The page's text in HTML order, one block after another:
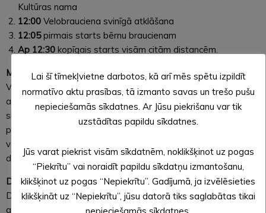
Kultūras nama
12:00 Velobrauciena svinīgā atklāšana
12:05pirmais starts bērnu braucienam
Ap 12:30 kopīgais starts visām citām distancēm.
Maršruta apraksts:
Velobrauciena maršruts vedīs cauri gleznainām Ilzenes
apkārtnes vietām, piedāvājot iespēju baudīt dabas
skaistumu un vietējās kultūras īpatnības. Maršruts ir
piemērots gan iesācējiem, gan pieredzējušiem
velobraucējiem, un tas aptvers apmēram 13 kilometrus garu
distanci.
Dalība un reģistrācija:
Dalībniekiem nepieciešams reģistrēties pasākuma iepriekš
aizpildot reģistrācijas formu
Lai šī tīmekļvietne darbotos, kā arī mēs spētu izpildīt
normatīvo aktu prasības, tā izmanto savas un trešo pušu
nepieciešamās sīkdatnes. Ar Jūsu piekrišanu var tik
uzstādītas papildu sīkdatnes.
Jūs varat piekrist visām sīkdatnēm, noklikšķinot uz pogas
“Piekrītu” vai noraidīt papildu sīkdatņu izmantošanu,
klikšķinot uz pogas “Nepiekrītu”. Gadījumā, ja izvēlēsieties
klikšķināt uz “Nepiekrītu”, jūsu datorā tiks saglabātas tikai